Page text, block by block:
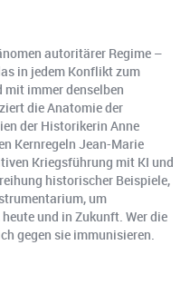
autoritärer Regime –
in jedem Konflikt zum
mit immer denselben
die Anatomie der
der Historikerin Anne
Kernregeln Jean-Marie
Kriegsführung mit KI und
historischer Beispiele,
um
und in Zukunft. Wer die
gegen sie immunisieren.